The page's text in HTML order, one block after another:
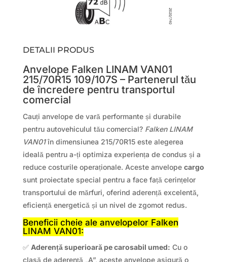
DETALII PRODUS
Anvelope Falken LINAM VAN01
215/70R15 109/107S – Partenerul tău
de încredere pentru transportul
comercial
Cauți anvelope de vară performante și durabile
pentru autovehiculul tău comercial? Falken LINAM
VAN01în dimensiunea 215/70R15 este alegerea
ideală pentru a-ți optimiza experiența de condus și a
reduce costurile operaționale. Aceste anvelope cargo
sunt proiectate special pentru a face față cerințelor
transportului de mărfuri, oferind aderență excelentă,
eficiență energetică și un nivel de zgomot redus.
Beneficii cheie ale anvelopelor Falken
LINAM VAN01:
✅ Aderență superioară pe carosabil umed: Cu o
clasă de aderență „A”, aceste anvelope asigură o